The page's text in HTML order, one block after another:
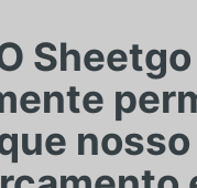
Sheetgo
nosso